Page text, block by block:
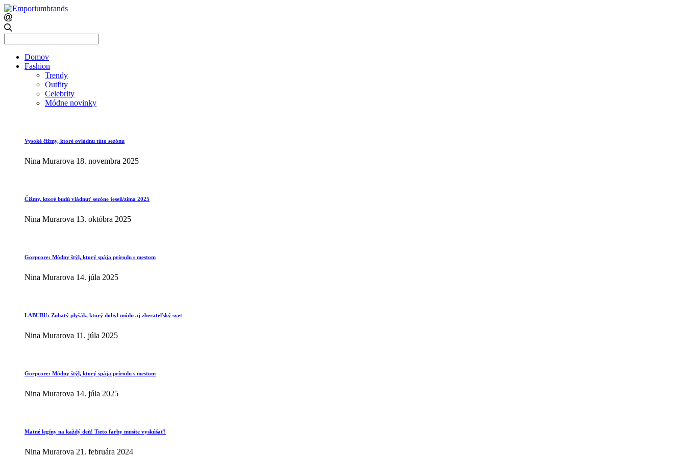
for:
Domov
Fashion
Trendy
Outfity
Celebrity
Módne novinky
Vysoké čižmy, ktoré ovládnu túto sezónu
Nina Murarova 18. novembra 2025
Čižmy, ktoré budú vládnuť sezóne jeseň/zima 2025
Nina Murarova 13. októbra 2025
Gorpcore: Módny štýl, ktorý spája prírodu s mestom
Nina Murarova 14. júla 2025
LABUBU: Zubatý plyšák, ktorý dobyl módu aj zberateľský svet
Nina Murarova 11. júla 2025
Gorpcore: Módny štýl, ktorý spája prírodu s mestom
Nina Murarova 14. júla 2025
Matné legíny na každý deň! Tieto farby musíte vyskúšať!
Nina Murarova 21. februára 2024